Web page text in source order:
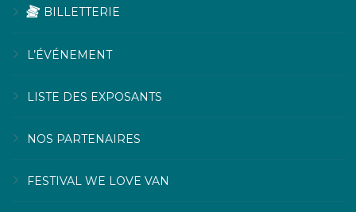
BILLETTERIE
L’ÉVÉNEMENT
LISTE DES EXPOSANTS
NOS PARTENAIRES
FESTIVAL WE LOVE VAN